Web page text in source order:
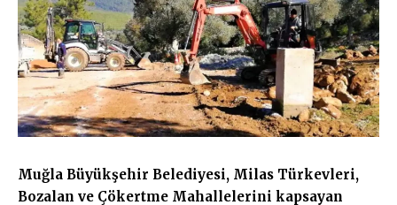
Muğla Büyükşehir Belediyesi, Milas Türkevleri,
Bozalan ve Çökertme Mahallelerini kapsayan